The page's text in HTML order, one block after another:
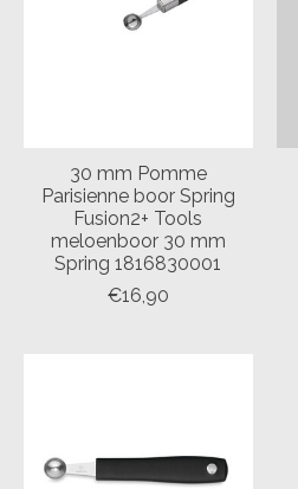
30 mm Pomme
Parisienne boor Spring
Fusion2+ Tools
meloenboor 30 mm
Spring 1816830001
€16,90